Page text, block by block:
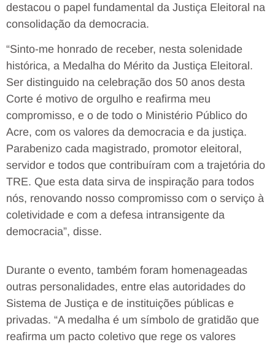
destacou o papel fundamental da Justiça Eleitoral na
consolidação da democracia.
“Sinto-me honrado de receber, nesta solenidade
histórica, a Medalha do Mérito da Justiça Eleitoral.
Ser distinguido na celebração dos 50 anos desta
Corte é motivo de orgulho e reafirma meu
compromisso, e o de todo o Ministério Público do
Acre, com os valores da democracia e da justiça.
Parabenizo cada magistrado, promotor eleitoral,
servidor e todos que contribuíram com a trajetória do
TRE. Que esta data sirva de inspiração para todos
nós, renovando nosso compromisso com o serviço à
coletividade e com a defesa intransigente da
democracia”, disse.
Durante o evento, também foram homenageadas
outras personalidades, entre elas autoridades do
Sistema de Justiça e de instituições públicas e
privadas. “A medalha é um símbolo de gratidão que
reafirma um pacto coletivo que rege os valores